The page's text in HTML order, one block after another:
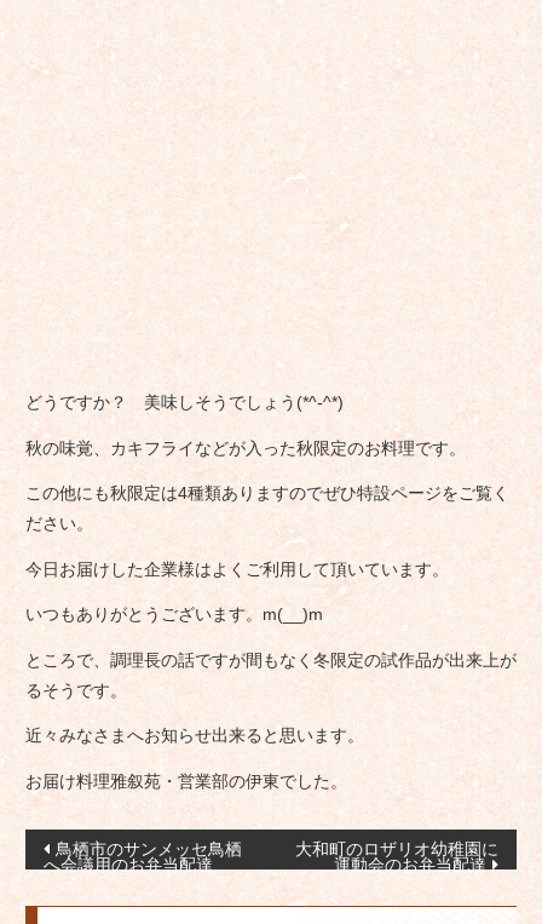
どうですか？ 美味しそうでしょう(*^-^*)
秋の味覚、カキフライなどが入った秋限定のお料理です。
この他にも秋限定は4種類ありますのでぜひ特設ページをご覧く
ださい。
今日お届けした企業様はよくご利用して頂いています。
いつもありがとうございます。m(__)m
ところで、調理長の話ですが間もなく冬限定の試作品が出来上が
るそうです。
近々みなさまへお知らせ出来ると思います。
お届け料理雅叙苑・営業部の伊東でした。
投
稿
ナ
鳥栖市のサンメッセ鳥栖
へ会議用のお弁当配達
大和町のロザリオ幼稚園に
運動会のお弁当配達